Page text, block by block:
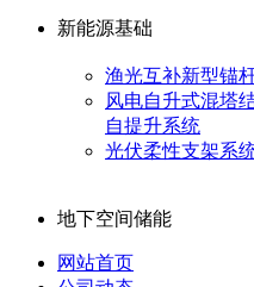
新能源基础
渔光互补新型锚
风电自升式混塔
自提升系统
光伏柔性支架系
地下空间储能
网站首页